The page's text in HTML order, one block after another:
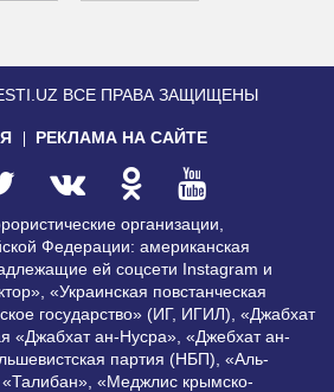
ВСЕ ПРАВА ЗАЩИЩЕНЫ
РЕКЛАМА НА САЙТЕ
организации,
Федерации: американская
ей соцсети Instagram и
«Украинская повстанческая
государство» (ИГ, ИГИЛ), «Джабхат
ан-Нусра», «Джебхат ан-
партия (НБП), «Аль-
«Меджлис крымско-